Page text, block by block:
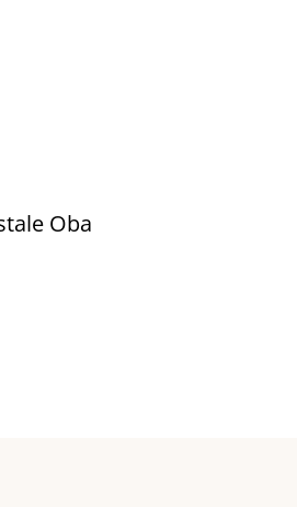
Oba